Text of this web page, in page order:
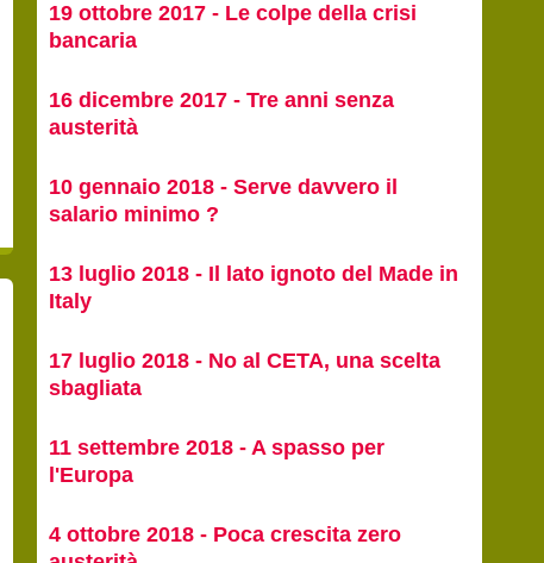
19 ottobre 2017 - Le colpe della crisi
bancaria
16 dicembre 2017 - Tre anni senza
austerità
10 gennaio 2018 - Serve davvero il
salario minimo ?
13 luglio 2018 - Il lato ignoto del Made in
Italy
17 luglio 2018 - No al CETA, una scelta
sbagliata
11 settembre 2018 - A spasso per
l'Europa
4 ottobre 2018 - Poca crescita zero